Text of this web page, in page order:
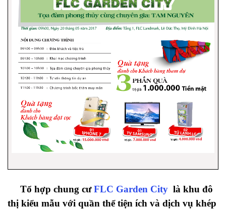
Tổ hợp chung cưFLC Garden City là khu đô
thị kiểu mẫu với quần thể tiện ích và dịch vụ khép